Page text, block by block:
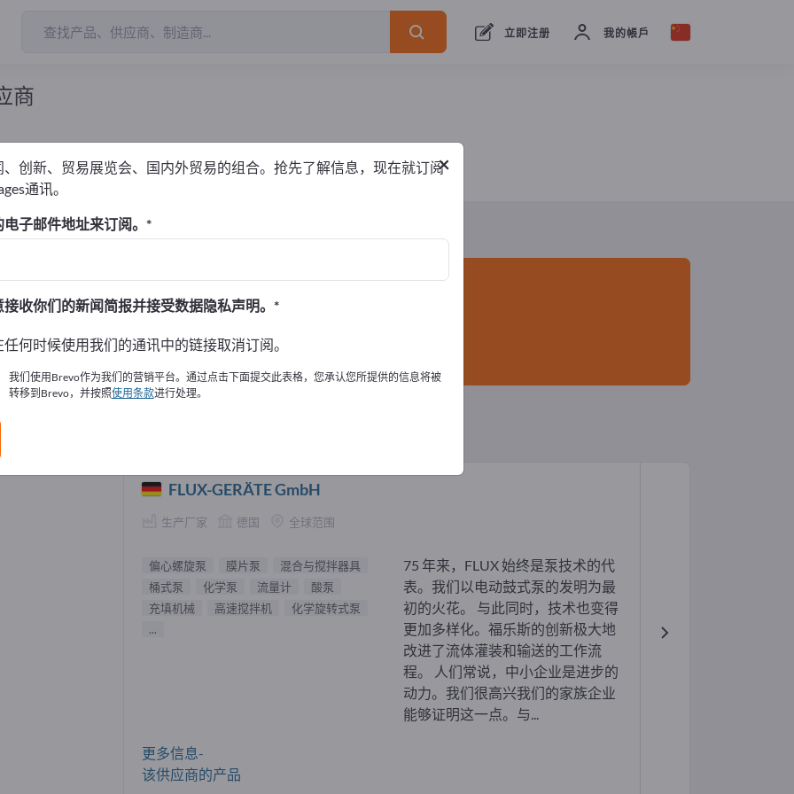
立即注册 我的帳戶
商
出口商2 制造商
螺旋泵
與產品資訊。
訊
旋泵 供應商 (2)
FLUX-GERÄTE GmbH
生产厂家 德国 全球范围
偏心螺旋泵 膜片泵
混合与搅拌器具
桶式泵
化学泵 流量计
酸泵
充填机械
高速搅拌机
化学旋转式泵
...
75 年来，FLUX 始终是泵技术的代
表。我们以电动鼓式泵的发明为最
初的火花。 与此同时，技术也变得
更加多样化。福乐斯的创新极大地
改进了流体灌装和输送的工作流
程。 人们常说，中小企业是进步的
动力。我们很高兴我们的家族企业
能够证明这一点。与...
更多信息-
该供应商的产品
×
、创新、贸易展览会、国内外贸易的组合。抢先了解信息，现在就订阅
通讯。
子邮件地址来订阅。
收你们的新闻简报并接受数据隐私声明。
何时候使用我们的通讯中的链接取消订阅。
我们使用Brevo作为我们的营销平台。通过点击下面提交此表格，您承认您所提供的信息将被
转移到Brevo，并按照使用条款进行处理。